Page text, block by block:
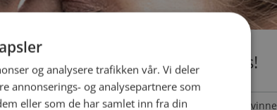
Bli medlem gratis!
Jeg er en: Mann Kvinne
og analysere trafikken vår. Vi deler
annonserings- og analysepartnere som
eller som de har samlet inn fra din